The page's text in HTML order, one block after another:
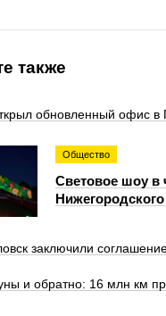
также
обновленный офис в
Общество
Световое шоу в
заключили
и обратно: 16 млн км